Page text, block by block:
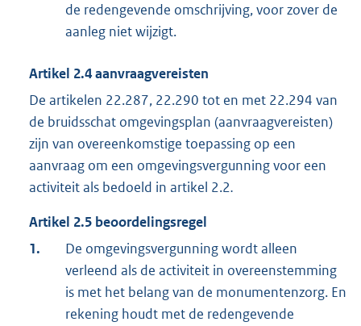
de redengevende omschrijving, voor zover de
aanleg niet wijzigt.
Artikel 2.4aanvraagvereisten
De artikelen 22.287, 22.290 tot en met 22.294 van
de bruidsschat omgevingsplan (aanvraagvereisten)
zijn van overeenkomstige toepassing op een
aanvraag om een omgevingsvergunning voor een
activiteit als bedoeld in artikel 2.2.
Artikel 2.5 beoordelingsregel
1.
De omgevingsvergunning wordt alleen
verleend als de activiteit in overeenstemming
is met het belang van de monumentenzorg. En
rekening houdt met de redengevende